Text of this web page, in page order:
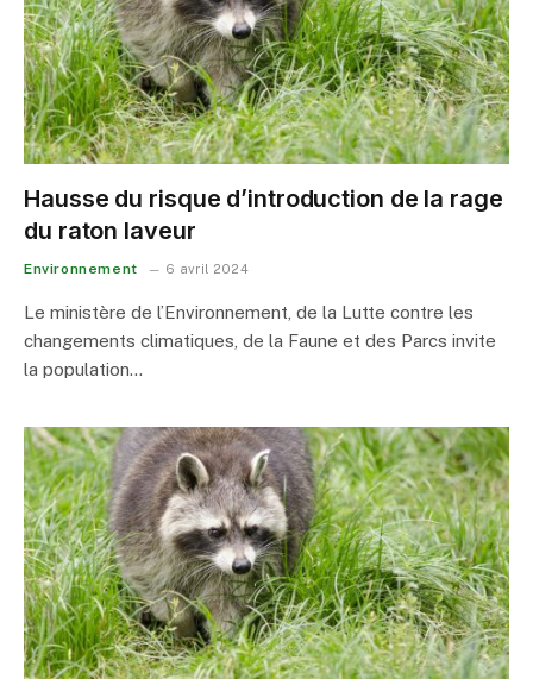
Hausse du risque d’introduction de la rage
du raton laveur
Environnement 6 avril 2024
Le ministère de l’Environnement, de la Lutte contre les
changements climatiques, de la Faune et des Parcs invite
la population…